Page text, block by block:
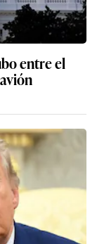
entre el